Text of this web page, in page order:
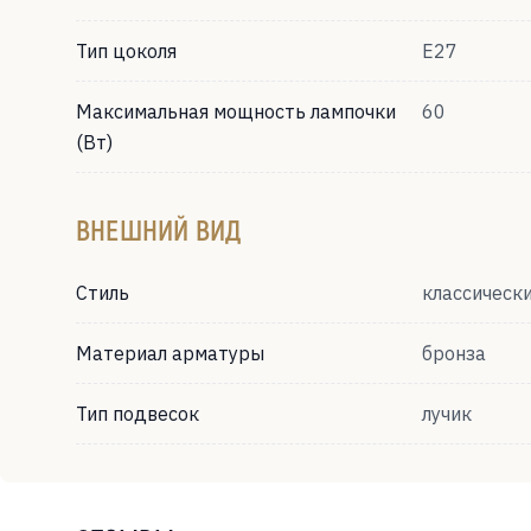
Тип цоколя Е27
Максимальная мощность лампочки
(Вт)
60
ВНЕШНИЙ ВИД
Стиль
Материал арматуры бронза
Тип подвесок лучик